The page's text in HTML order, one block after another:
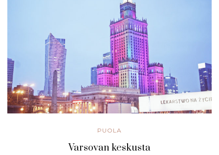
PUOLA
Varsovan keskusta